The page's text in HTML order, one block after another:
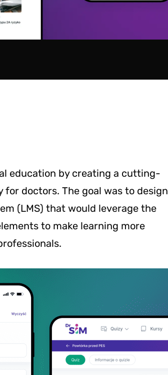
education by creating a cutting-
doctors. The goal was to design
(LMS) that would leverage the
to make learning more